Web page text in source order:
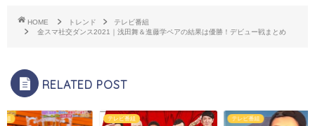
HOME トレンド
テレビ番組
金スマ社交ダンス2021｜浅田舞＆進藤学ペアの結果は優勝！デビュー戦まとめ
RELATED POST
組 テレビ番組 テレビ番組